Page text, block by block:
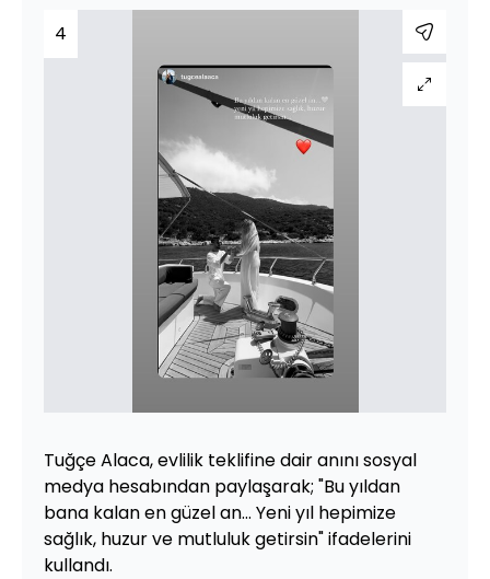
4
Tuğçe Alaca, evlilik teklifine dair anını sosyal
medya hesabından paylaşarak; "Bu yıldan
bana kalan en güzel an... Yeni yıl hepimize
sağlık, huzur ve mutluluk getirsin" ifadelerini
kullandı.